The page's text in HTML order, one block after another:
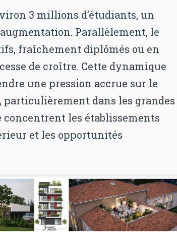
3 millions d’étudiants, un
Parallèlement, le
fraîchement diplômés ou en
de croître. Cette dynamique
une pression accrue sur le
particulièrement dans les grandes
concentrent les établissements
et les opportunités